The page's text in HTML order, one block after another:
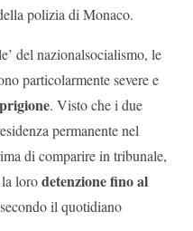
polizia di Monaco.
del nazionalsocialismo, le
particolarmente severe e
. Visto che i due
permanente nel
di comparire in tribunale,
lorodetenzione fino al
il quotidiano